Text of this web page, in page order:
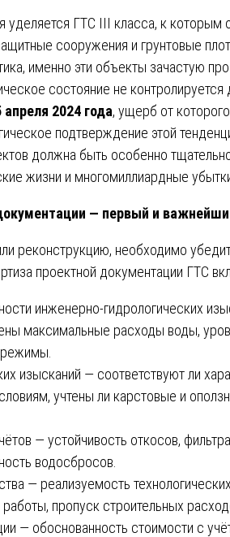
ГТС III класса, к которым
сооружения и грунтовые
именно эти объекты зачастую
состояние не
2024 года, ущерб от
подтверждение этой
должна быть особенно
жизни и многомиллиардные
— первый и
реконструкцию, необходимо
проектной документации ГТС
инженерно-гидрологических
максимальные расходы воды,
изысканий — соответствуют ли
учтены ли карстовые и
— устойчивость откосов,
водосбросов.
— реализуемость
пропуск строительных
— обоснованность стоимости с